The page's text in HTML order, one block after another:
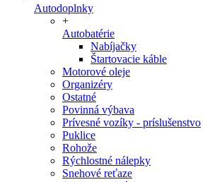
Autodoplnky
+
Autobatérie
Nabíjačky
Štartovacie káble
Motorové oleje
Organizéry
Ostatné
Povinná výbava
Prívesné vozíky - príslušenstvo
Puklice
Rohože
Rýchlostné nálepky
Snehové reťaze